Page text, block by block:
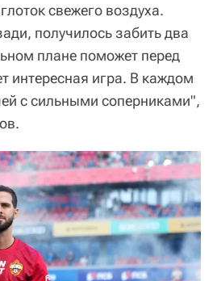
свежего воздуха.
получилось забить два
плане поможет перед
интересная игра. В каждом
с сильными соперниками",